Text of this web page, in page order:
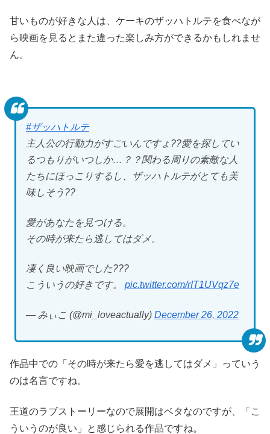
甘いものが好きな人は、ケーキのザッハトルテを食べなが
ら映画を見るとまた違った楽しみ方ができるかもしれませ
ん。
#ザッハトルテ
主人公の行動力がすごいんですょ??愛を探してい
るつもりがいつしか…？？関わる周りの素敵な人
たちにほっこりするし、ザッハトルテがとても美
味しそう??
愛があなたを見つける。
その時が来たら逃してはダメ。
凄く良い映画でした???
こういうの好きです。 pic.twitter.com/rIT1UVqz7e
— みぃこ (@mi_loveactually) December 26, 2022
作品中での「その時が来たら愛を逃してはダメ」っていう
のは名言ですね。
王道のラブストーリーなので展開はベタなのですが、「こ
ういうのが良い」と感じられる作品ですね。